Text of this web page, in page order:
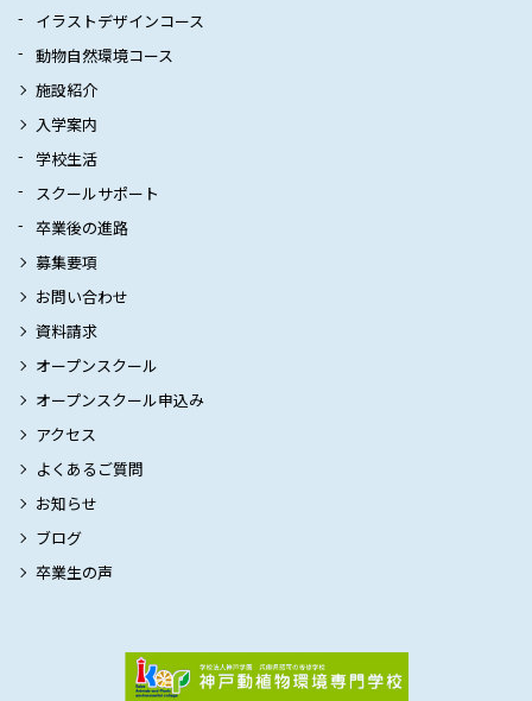
イラストデザインコース
動物自然環境コース
施設紹介
入学案内
学校生活
スクールサポート
卒業後の進路
募集要項
お問い合わせ
資料請求
オープンスクール
オープンスクール申込み
アクセス
よくあるご質問
お知らせ
ブログ
卒業生の声